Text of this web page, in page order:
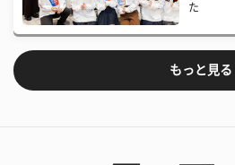
た
もっと見る